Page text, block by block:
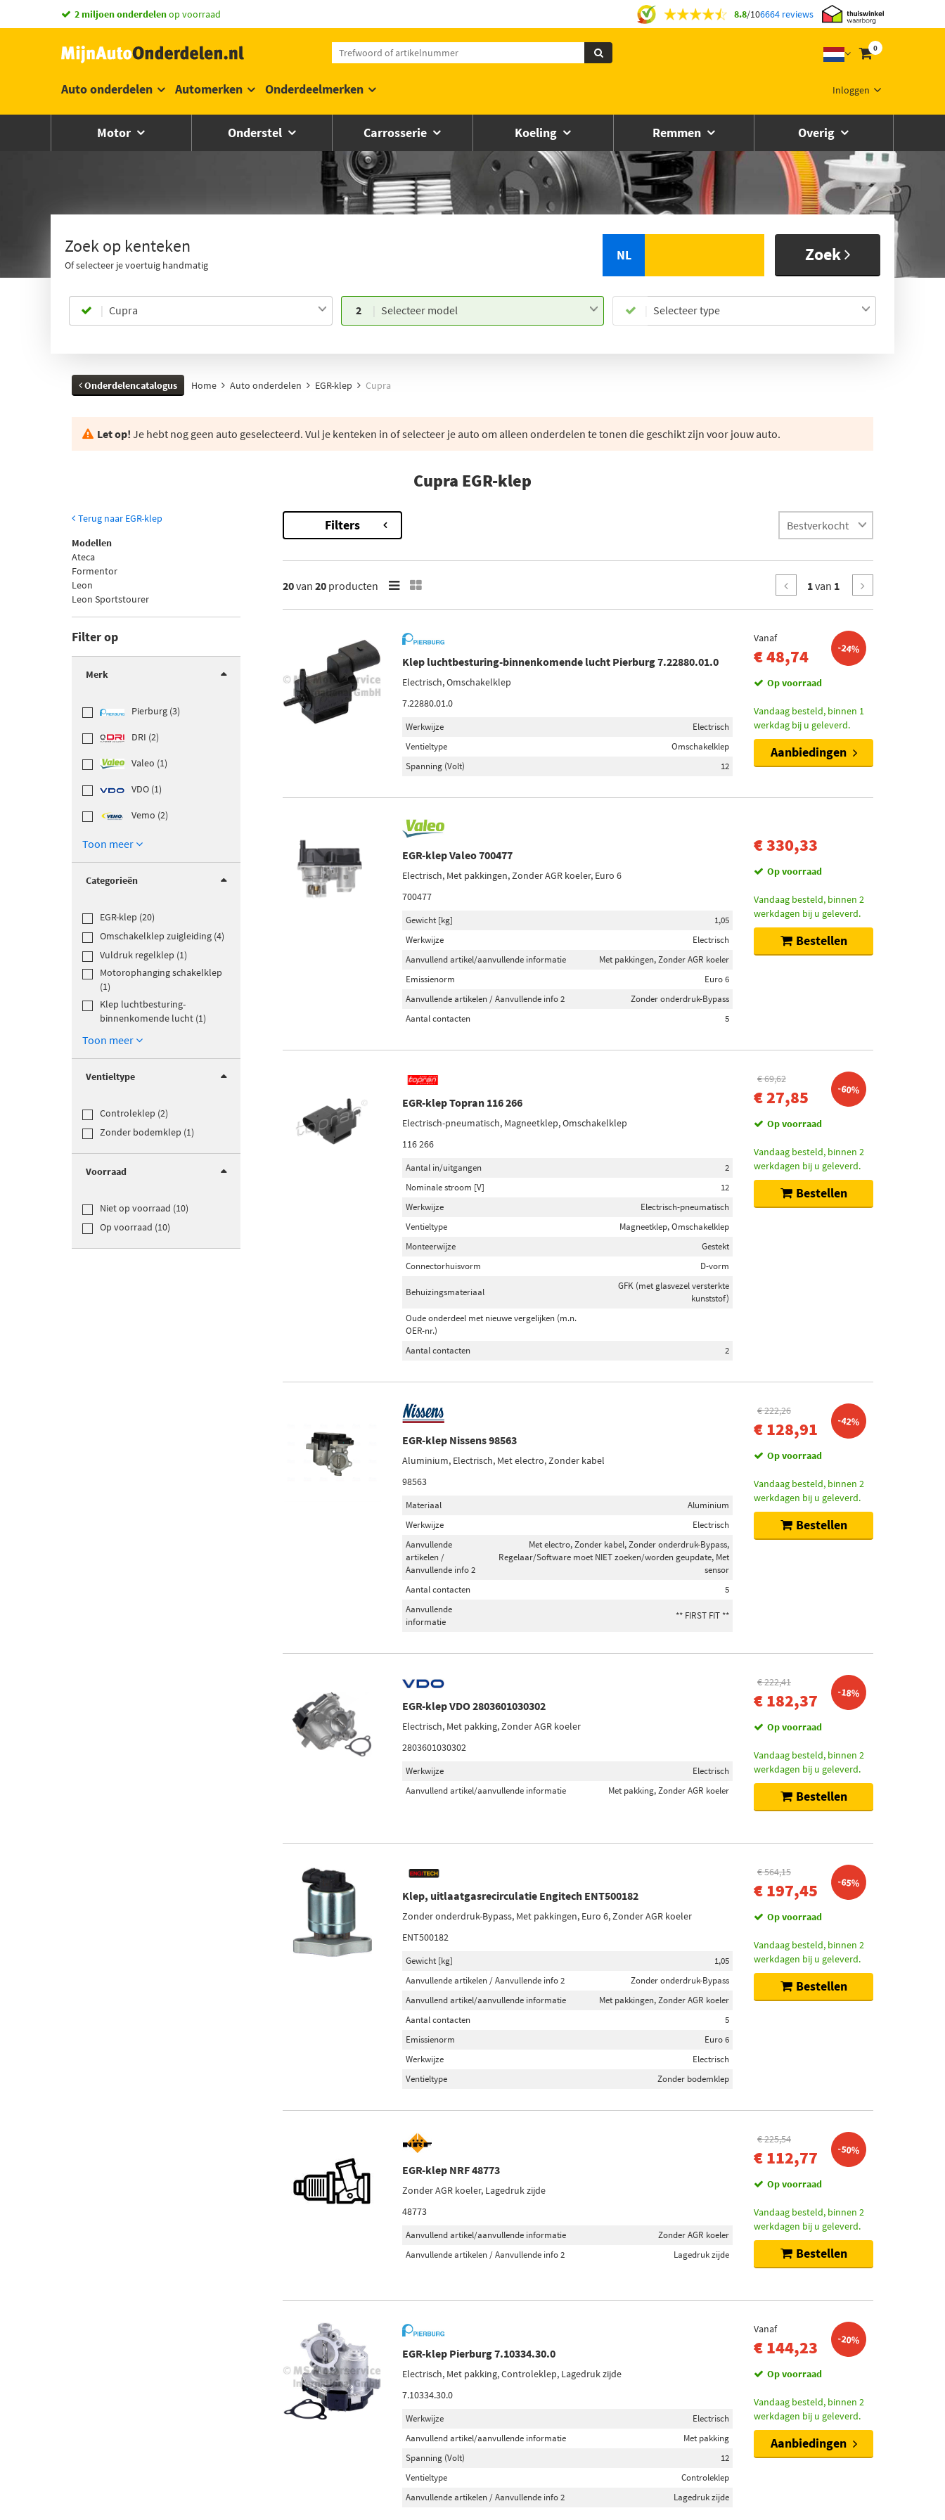
vandaag besteld,morgen in huis * 8.8/106664 reviews
0
Inloggen
Auto onderdelen Automerken Onderdeelmerken
Motor Onderstel Carrosserie Koeling Remmen Overig
Zoek op kenteken
Of selecteer je voertuig handmatig
NL Zoek
Cupra 2 Selecteer model Selecteer type
Onderdelencatalogus Home Auto onderdelen EGR-klep Cupra
Let op! Je hebt nog geen auto geselecteerd. Vul je kenteken in of selecteer je auto om alleen onderdelen te tonen die geschikt zijn voor jouw auto.
Cupra EGR-klep
Terug naar EGR-klep
Modellen
Ateca
Formentor
Leon
Leon Sportstourer
Filter op
Merk
Pierburg (3)
DRI (2)
Valeo (1)
VDO (1)
Vemo (2)
Toon meer
Categorieën
EGR-klep (20)
Omschakelklep zuigleiding (4)
Vuldruk regelklep (1)
Motorophanging schakelklep
(1)
Klep luchtbesturing-
binnenkomende lucht (1)
Toon meer
Ventieltype
Controleklep (2)
Zonder bodemklep (1)
Voorraad
Niet op voorraad (10)
Op voorraad (10)
Filters
20van 20 producten 1van 1
Klep luchtbesturing-binnenkomende lucht Pierburg 7.22880.01.0
Electrisch, Omschakelklep
7.22880.01.0
Werkwijze
Electrisch
Ventieltype
Omschakelklep
Spanning (Volt)
12
Vanaf
€ 48,74 -24%
Op voorraad
Vandaag besteld, binnen 1
werkdag bij u geleverd.
Aanbiedingen
EGR-klep Valeo 700477
Electrisch, Met pakkingen, Zonder AGR koeler, Euro 6
700477
Gewicht [kg]
1,05
Werkwijze
Electrisch
Aanvullend artikel/aanvullende informatie
Met pakkingen, Zonder AGR koeler
Emissienorm
Euro 6
Aanvullende artikelen / Aanvullende info 2
Zonder onderdruk-Bypass
Aantal contacten
5
€ 330,33
Op voorraad
Vandaag besteld, binnen 2
werkdagen bij u geleverd.
Bestellen
EGR-klep Topran 116 266
Electrisch-pneumatisch, Magneetklep, Omschakelklep
116 266
Aantal in/uitgangen
2
Nominale stroom [V]
12
Werkwijze
Electrisch-pneumatisch
Ventieltype
Magneetklep, Omschakelklep
Monteerwijze
Gestekt
Connectorhuisvorm
D-vorm
Behuizingsmateriaal
GFK (met glasvezel versterkte
kunststof)
Oude onderdeel met nieuwe vergelijken (m.n.
OER-nr.)
Aantal contacten
2
€ 69,62
€ 27,85 -60%
Op voorraad
Vandaag besteld, binnen 2
werkdagen bij u geleverd.
Bestellen
EGR-klep Nissens 98563
Aluminium, Electrisch, Met electro, Zonder kabel
98563
Materiaal
Aluminium
Werkwijze
Electrisch
Aanvullende
artikelen /
Aanvullende info 2
Met electro, Zonder kabel, Zonder onderdruk-Bypass,
Regelaar/Software moet NIET zoeken/worden geupdate, Met
sensor
Aantal contacten
5
Aanvullende
informatie
** FIRST FIT **
€ 222,26
€ 128,91 -42%
Op voorraad
Vandaag besteld, binnen 2
werkdagen bij u geleverd.
Bestellen
EGR-klep VDO 2803601030302
Electrisch, Met pakking, Zonder AGR koeler
2803601030302
Werkwijze
Electrisch
Aanvullend artikel/aanvullende informatie
Met pakking, Zonder AGR koeler
€ 222,41
€ 182,37 -18%
Op voorraad
Vandaag besteld, binnen 2
werkdagen bij u geleverd.
Bestellen
Klep, uitlaatgasrecirculatie Engitech ENT500182
Zonder onderdruk-Bypass, Met pakkingen, Euro 6, Zonder AGR koeler
ENT500182
Gewicht [kg]
1,05
Aanvullende artikelen / Aanvullende info 2
Zonder onderdruk-Bypass
Aanvullend artikel/aanvullende informatie
Met pakkingen, Zonder AGR koeler
Aantal contacten
5
Emissienorm
Euro 6
Werkwijze
Electrisch
Ventieltype
Zonder bodemklep
€ 564,15
€ 197,45 -65%
Op voorraad
Vandaag besteld, binnen 2
werkdagen bij u geleverd.
Bestellen
EGR-klep NRF 48773
Zonder AGR koeler, Lagedruk zijde
48773
Aanvullend artikel/aanvullende informatie
Zonder AGR koeler
Aanvullende artikelen / Aanvullende info 2
Lagedruk zijde
€ 225,54
€ 112,77 -50%
Op voorraad
Vandaag besteld, binnen 2
werkdagen bij u geleverd.
Bestellen
EGR-klep Pierburg 7.10334.30.0
Electrisch, Met pakking, Controleklep, Lagedruk zijde
7.10334.30.0
Werkwijze
Electrisch
Aanvullend artikel/aanvullende informatie
Met pakking
Spanning (Volt)
12
Ventieltype
Controleklep
Aanvullende artikelen / Aanvullende info 2
Lagedruk zijde
Vanaf
€ 144,23 -20%
Op voorraad
Vandaag besteld, binnen 2
werkdagen bij u geleverd.
Aanbiedingen